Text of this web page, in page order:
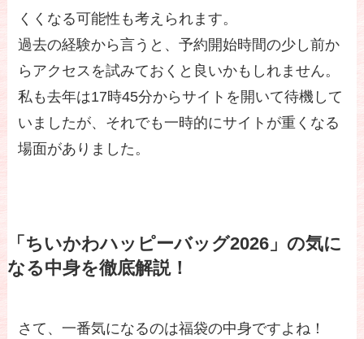
くくなる可能性も考えられます。
過去の経験から言うと、予約開始時間の少し前か
らアクセスを試みておくと良いかもしれません。
私も去年は17時45分からサイトを開いて待機して
いましたが、それでも一時的にサイトが重くなる
場面がありました。
「ちいかわハッピーバッグ2026」の気に
なる中身を徹底解説！
さて、一番気になるのは福袋の中身ですよね！